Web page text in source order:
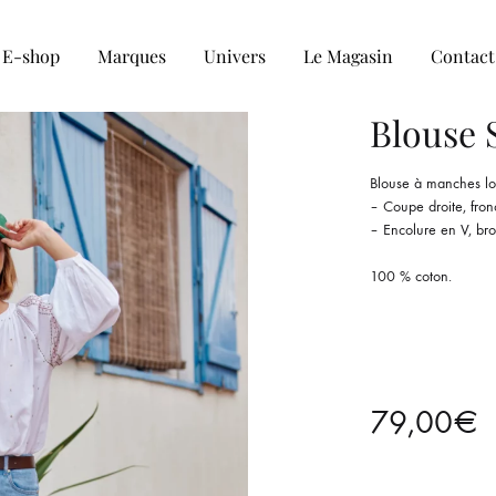
E-shop
COLLECTION HOMME
Tee-shirt
Chemise
Sweat et Pull
Veste et blouson
Marques Univers Le Magasin Contact
Blouse
Blouse à manches
– Coupe droite,
– Encolure en V,
100 % coton.
79,00€